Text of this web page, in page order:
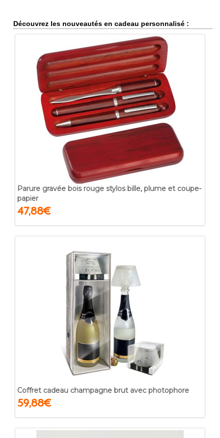
Découvrez les nouveautés en cadeau personnalisé :
Parure gravée bois rouge stylos bille, plume et coupe-
papier
47,88€
Coffret cadeau champagne brut avec photophore
59,88€